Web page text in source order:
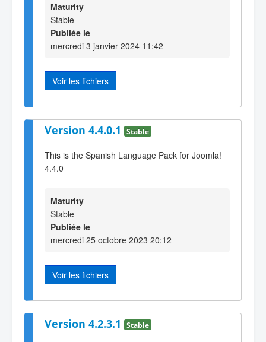
Maturity
Stable
Publiée le
mercredi 3 janvier 2024 11:42
Voir les fichiers
Version 4.4.0.1 Stable
This is the Spanish Language Pack for Joomla!
4.4.0
Maturity
Stable
Publiée le
mercredi 25 octobre 2023 20:12
Voir les fichiers
Version 4.2.3.1 Stable